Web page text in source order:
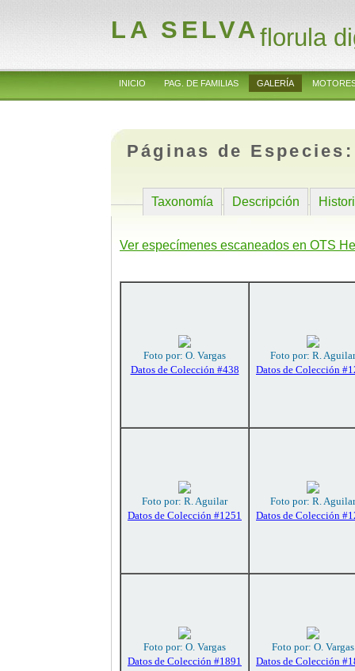
LA SELVAflorula
INICIO PAG. DE FAMILIAS GALERÍA
Páginas de
Taxonomía Descripción
Ver especímenes escaneados en OTS
Foto por: O. Vargas
Datos de Colección #438
Foto por: R. Aguilar
Datos de Colección
Foto por: R. Aguilar
Datos de Colección #1251
Foto por: R. Aguilar
Datos de Colección
Foto por: O. Vargas
Datos de Colección #1891
Foto por: O. Vargas
Datos de Colección